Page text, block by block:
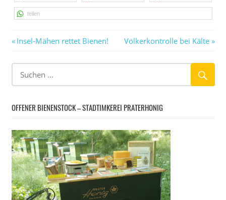
teilen
Beitragsnavigation
Vorheriger
Insel-Mähen rettet Bienen!
Nächster
Völkerkontrolle bei Kälte
OFFENER BIENENSTOCK – STADTIMKEREI PRATERHONIG